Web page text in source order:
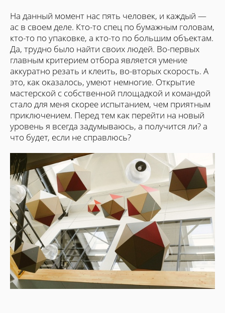
На данный момент нас пять человек, и каждый —
ас в своем деле. Кто-то спец по бумажным головам,
кто-то по упаковке, а кто-то по большим объектам.
Да, трудно было найти своих людей. Во-первых
главным критерием отбора является умение
аккуратно резать и клеить, во-вторых скорость. А
это, как оказалось, умеют немногие. Открытие
мастерской с собственной площадкой и командой
стало для меня скорее испытанием, чем приятным
приключением. Перед тем как перейти на новый
уровень я всегда задумываюсь, а получится ли? а
что будет, если не справлюсь?